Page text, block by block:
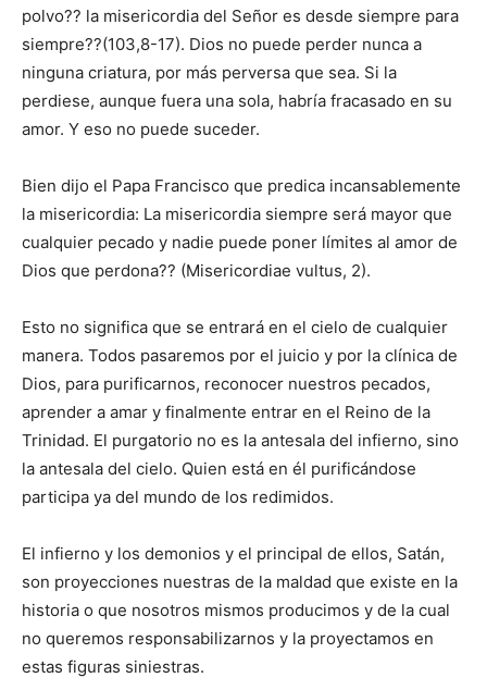
polvo?? la misericordia del Señor es desde siempre para
siempre??(103,8-17). Dios no puede perder nunca a
ninguna criatura, por más perversa que sea. Si la
perdiese, aunque fuera una sola, habría fracasado en su
amor. Y eso no puede suceder.
Bien dijo el Papa Francisco que predica incansablemente
la misericordia: La misericordia siempre será mayor que
cualquier pecado y nadie puede poner límites al amor de
Dios que perdona?? (Misericordiae vultus, 2).
Esto no significa que se entrará en el cielo de cualquier
manera. Todos pasaremos por el juicio y por la clínica de
Dios, para purificarnos, reconocer nuestros pecados,
aprender a amar y finalmente entrar en el Reino de la
Trinidad. El purgatorio no es la antesala del infierno, sino
la antesala del cielo. Quien está en él purificándose
participa ya del mundo de los redimidos.
El infierno y los demonios y el principal de ellos, Satán,
son proyecciones nuestras de la maldad que existe en la
historia o que nosotros mismos producimos y de la cual
no queremos responsabilizarnos y la proyectamos en
estas figuras siniestras.